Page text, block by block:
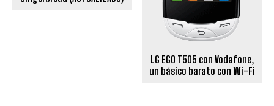
LG EGO T505 con Vodafone,
un básico barato con Wi-Fi